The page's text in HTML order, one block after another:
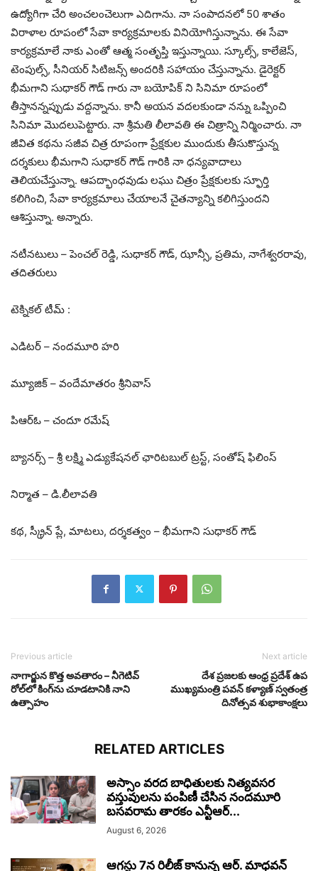
ఉద్యోగిగా చేరి అంచలంచెలుగా ఎదిగాను. నా సంపాదనలో 50 శాతం
విరాళాల రూపంలో సేవా కార్యక్రమాలకు వినియోగిస్తున్నాను. ఈ సేవా
కార్యక్రమాలే నాకు ఎంతో ఆత్మ సంతృప్తి ఇస్తున్నాయి. స్కూల్స్, కాలేజెస్,
టెంపుల్స్, సీనియర్ సిటిజన్స్ అందరికి సహాయం చేస్తున్నాను. డైరెక్టర్
భీమగాని సుధాకర్ గౌడ్ గారు నా బయోపిక్ ని సినిమా రూపంలో
తీస్తానన్నప్పుడు వద్దన్నాను. కానీ అయన వదలకుండా నన్ను ఒప్పించి
సినిమా మొదలుపెట్టారు. నా శ్రీమతి లీలావతి ఈ చిత్రాన్ని నిర్మించారు. నా
జీవిత కథను సజీవ చిత్ర రూపంగా ప్రేక్షకుల ముందుకు తీసుకొస్తున్న
దర్శకులు భీమగాని సుధాకర్ గౌడ్ గారికి నా ధన్యవాదాలు
తెలియచేస్తున్నా. ఆపద్భాంధవుడు లఘు చిత్రం ప్రేక్షకులకు స్ఫూర్తి
కలిగించి, సేవా కార్యక్రమాలు చేయాలనే చైతన్యాన్ని కలిగిస్తుందని
ఆశిస్తున్నా. అన్నారు.
నటీనటులు – పెంచల్ రెడ్డి, సుధాకర్ గౌడ్, ఝాన్సీ, ప్రతిమ, నాగేశ్వరరావు,
తదితరులు
టెక్నికల్ టీమ్ :
ఎడిటర్ – నందమూరి హరి
మ్యూజిక్ – వందేమాతరం శ్రీనివాస్
పిఆర్ఓ – చందూ రమేష్
బ్యానర్స్ – శ్రీ లక్ష్మి ఎడ్యుకేషనల్ ఛారిటబుల్ ట్రస్ట్, సంతోష్ ఫిలింస్
నిర్మాత – డి.లీలావతి
కథ, స్క్రీన్ ప్లే, మాటలు, దర్శకత్వం – భీమగాని సుధాకర్ గౌడ్
Previous article
నాగార్జున కొత్త అవతారం – నీగెటివ్
రోల్‌లో కింగ్‌ను చూడటానికి నాని
ఉత్సాహం
Next article
దేశ ప్రజలకు ఆంధ్ర ప్రదేశ్ ఉప
ముఖ్యమంత్రి పవన్ కళ్యాణ్ స్వతంత్ర
దినోత్సవ శుభాకాంక్షలు
RELATED ARTICLES
అస్సాం వరద బాధితులకు నిత్యవసర
వస్తువులను పంపిణీ చేసిన నందమూరి
బసవరామ తారకం ఎన్టీఆర్...
August 6, 2026
ఆగస్టు 7న రిలీజ్ కానున్న ఆర్‌. మాధవన్‌